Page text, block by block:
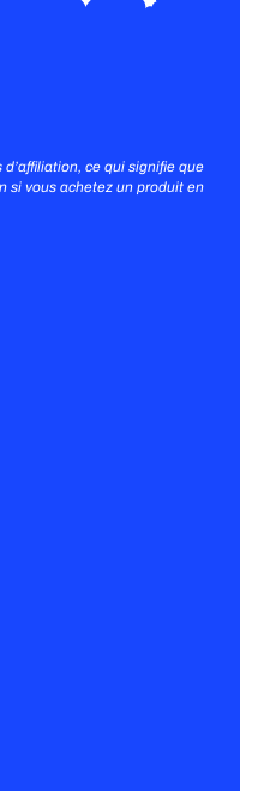
ce qui signifie que
si vous achetez un produit en